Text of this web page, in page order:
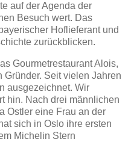
auf der Agenda der
Besuch wert. Das
Hoflieferant und
zurückblicken.
Gourmetrestaurant Alois,
Gründer. Seit vielen Jahren
ausgezeichnet. Wir
hin. Nach drei männlichen
Ostler eine Frau an der
sich in Oslo ihre ersten
Michelin Stern